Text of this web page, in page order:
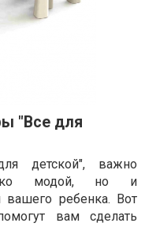
"Все для
детской", важно
модой, но и
вашего ребенка. Вот
вам сделать